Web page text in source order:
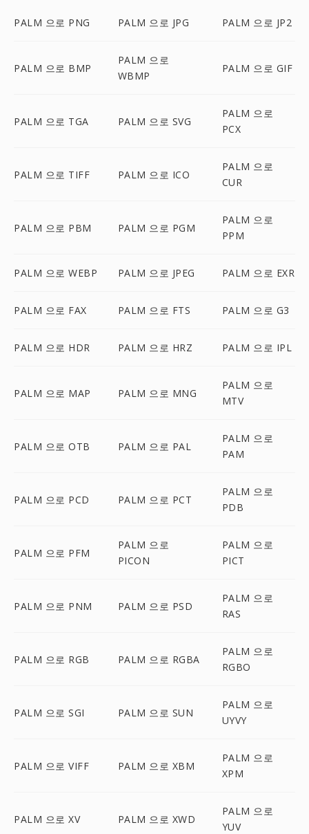
PALM 으로 PNG PALM 으로 JPG PALM 으로 JP2
PALM 으로 BMP
PALM 으로
WBMP
PALM 으로 GIF
PALM 으로 TGA PALM 으로 SVG
PALM 으로
PCX
PALM 으로 TIFF PALM 으로 ICO
PALM 으로
CUR
PALM 으로 PBM PALM 으로 PGM
PALM 으로
PPM
PALM 으로 WEBP PALM 으로 JPEG PALM 으로 EXR
PALM 으로 FAX PALM 으로 FTS PALM 으로 G3
PALM 으로 HDR PALM 으로 HRZ PALM 으로 IPL
PALM 으로 MAP PALM 으로 MNG
PALM 으로
MTV
PALM 으로 OTB PALM 으로 PAL
PALM 으로
PAM
PALM 으로 PCD PALM 으로 PCT
PALM 으로
PDB
PALM 으로 PFM
PALM 으로
PICON
PALM 으로
PICT
PALM 으로 PNM PALM 으로 PSD
PALM 으로
RAS
PALM 으로 RGB PALM 으로 RGBA
PALM 으로
RGBO
PALM 으로 SGI PALM 으로 SUN
PALM 으로
UYVY
PALM 으로 VIFF PALM 으로 XBM
PALM 으로
XPM
PALM 으로 XV PALM 으로 XWD
PALM 으로
YUV